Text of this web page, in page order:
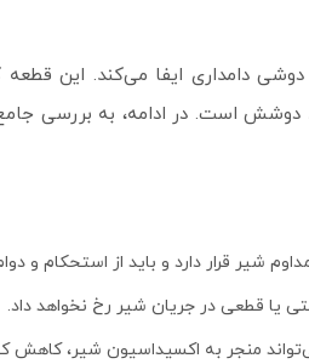
است. در ادامه، به بررسی
شیر قرار دارد و باید از استحکام و
یا قطعی در جریان شیر رخ نخواهد داد.
منجر به اکسیداسیون شیر،